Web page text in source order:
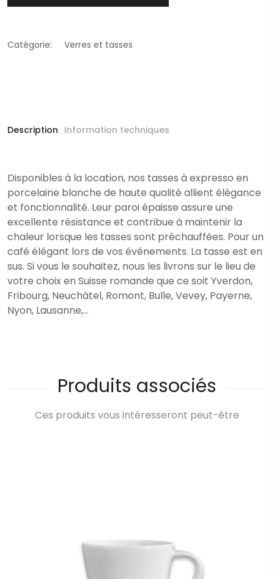
Catégorie: Verres et tasses
Description Information techniques
Disponibles à la location, nos tasses à expresso en
porcelaine blanche de haute qualité allient élégance
et fonctionnalité. Leur paroi épaisse assure une
excellente résistance et contribue à maintenir la
chaleur lorsque les tasses sont préchauffées. Pour un
café élégant lors de vos événements. La tasse est en
sus. Si vous le souhaitez, nous les livrons sur le lieu de
votre choix en Suisse romande que ce soit Yverdon,
Fribourg, Neuchâtel, Romont, Bulle, Vevey, Payerne,
Nyon, Lausanne,...
Produits associés
Ces produits vous intéresseront peut-être